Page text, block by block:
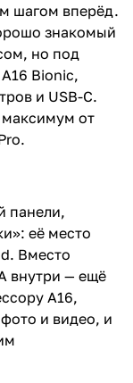
шагом вперёд.
знакомый
но под
Bionic,
и USB-C.
максимум от
панели,
её место
Вместо
внутри — ещё
A16,
и видео, и